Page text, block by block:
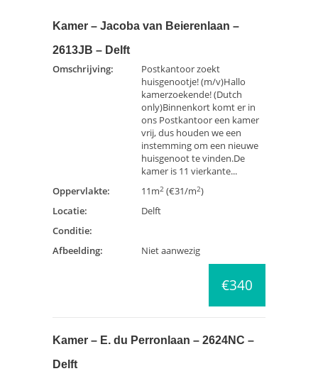
Kamer – Jacoba van Beierenlaan –
2613JB – Delft
Omschrijving:
Postkantoor zoekt
huisgenootje! (m/v)Hallo
kamerzoekende! (Dutch
only)Binnenkort komt er in
ons Postkantoor een kamer
vrij, dus houden we een
instemming om een nieuwe
huisgenoot te vinden.De
kamer is 11 vierkante...
Oppervlakte:
11m2 (€31/m2)
Locatie:
Delft
Conditie:
Afbeelding:
Niet aanwezig
€340
Kamer – E. du Perronlaan – 2624NC –
Delft